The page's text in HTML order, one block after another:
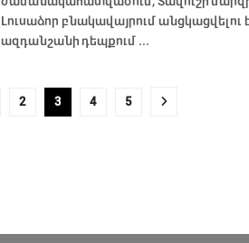
Լուսաձոր բնակավայրում
ազդանշանի դեպքում ...
2 3 4 5